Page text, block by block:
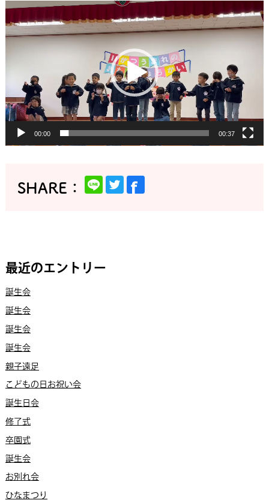
動
画
プ
ー
00:00 00:37
最近のエントリー
誕生会
誕生会
誕生会
誕生会
親子遠足
こどもの日お祝い会
誕生日会
修了式
卒園式
誕生会
お別れ会
ひなまつり